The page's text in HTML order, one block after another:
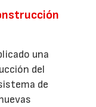
una
del
de